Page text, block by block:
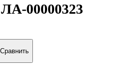
00000323
Сравнить